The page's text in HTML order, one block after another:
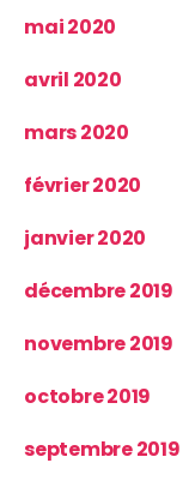
mai 2020
avril 2020
mars 2020
février 2020
janvier 2020
décembre 2019
novembre 2019
octobre 2019
septembre 2019